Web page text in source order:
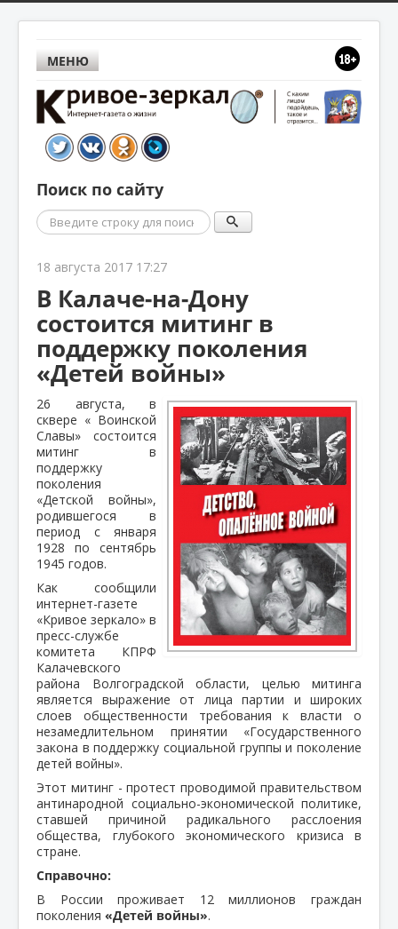
МЕНЮ
Поиск по сайту
Поиск
18 августа 2017 17:27
В Калаче-на-Дону
состоится митинг в
поддержку поколения
«Детей войны»
26 августа, в
сквере « Воинской
Славы» состоится
митинг в
поддержку
поколения
«Детской войны»,
родившегося в
период с января
1928 по сентябрь
1945 годов.
Как сообщили
интернет-газете
«Кривое зеркало» в
пресс-службе
комитета КПРФ
Калачевского
района Волгоградской области, целью митинга
является выражение от лица партии и широких
слоев общественности требования к власти о
незамедлительном принятии «Государственного
закона в поддержку социальной группы и поколение
детей войны».
Этот митинг - протест проводимой правительством
антинародной социально-экономической политике,
ставшей причиной радикального расслоения
общества, глубокого экономического кризиса в
стране.
Справочно:
В России проживает 12 миллионов граждан
поколения «Детей войны».